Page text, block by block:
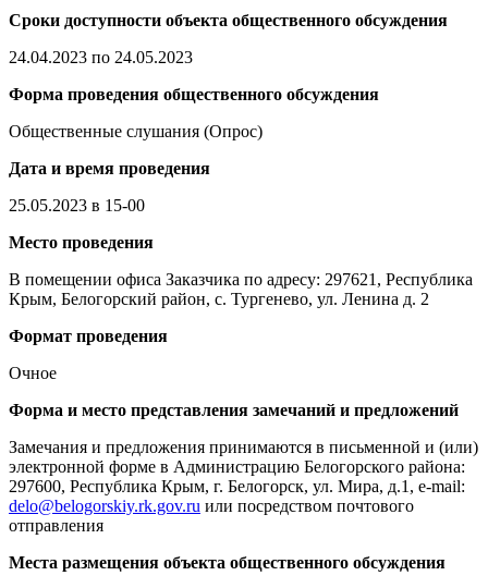
Сроки доступности объекта общественного обсуждения
24.04.2023 по 24.05.2023
Форма проведения общественного обсуждения
Общественные слушания (Опрос)
Дата и время проведения
25.05.2023 в 15-00
Место проведения
В помещении офиса Заказчика по адресу: 297621, Республика
Крым, Белогорский район, с. Тургенево, ул. Ленина д. 2
Формат проведения
Очное
Форма и место представления замечаний и предложений
Замечания и предложения принимаются в письменной и (или)
электронной форме в Администрацию Белогорского района:
297600, Республика Крым, г. Белогорск, ул. Мира, д.1, e-mail:
delo@belogorskiy.rk.gov.ru или посредством почтового
отправления
Места размещения объекта общественного обсуждения